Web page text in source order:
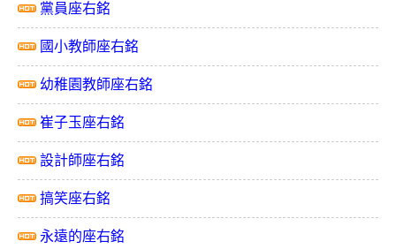
黨員座右銘
國小教師座右銘
幼稚園教師座右銘
崔子玉座右銘
設計師座右銘
搞笑座右銘
永遠的座右銘